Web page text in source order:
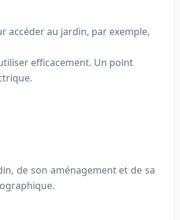
accéder au jardin, par exemple,
efficacement. Un point
de son aménagement et de sa